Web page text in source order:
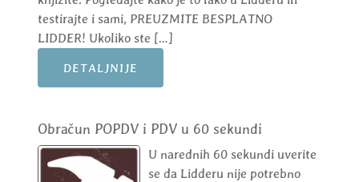
testirajte i sami, PREUZMITE BESPLATNO
LIDDER! Ukoliko ste […]
DETALJNIJE
Obračun POPDV i PDV u 60 sekundi
U narednih 60 sekundi uverite
se da Lidderu nije potrebno